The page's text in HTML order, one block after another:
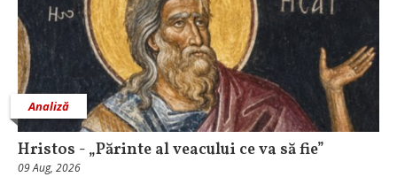
Analiză
Hristos - „Părinte al veacului ce va să fie”
09 Aug, 2026